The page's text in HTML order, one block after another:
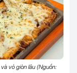
vỏ giòn lâu (Nguồn: